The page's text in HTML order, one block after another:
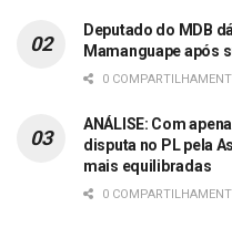
Deputado do MDB
Mamanguape após
0
ANÁLISE: Com
disputa no PL pela
mais equilibradas
0